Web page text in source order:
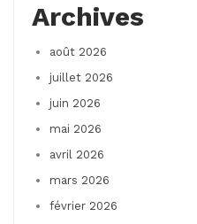
Archives
août 2026
juillet 2026
juin 2026
mai 2026
avril 2026
mars 2026
février 2026